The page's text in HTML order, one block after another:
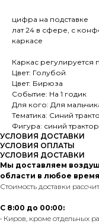
цифра на подставке
лат 24 в сфере, с
каркасе
Каркас регулируется
Цвет: Голубой
Цвет: Бирюза
Событие: На 1 годик
Для кого: Для
Тематика: Синий
Фигура: синий трактор
УСЛОВИЯ ДОСТАВКИ
УСЛОВИЯ ОПЛАТЫ
УСЛОВИЯ ДОСТАВКИ
Мы доставляем
области в любое
Стоимость доставки
С 8:00 до 00:00:
• Киров, кроме отдельных